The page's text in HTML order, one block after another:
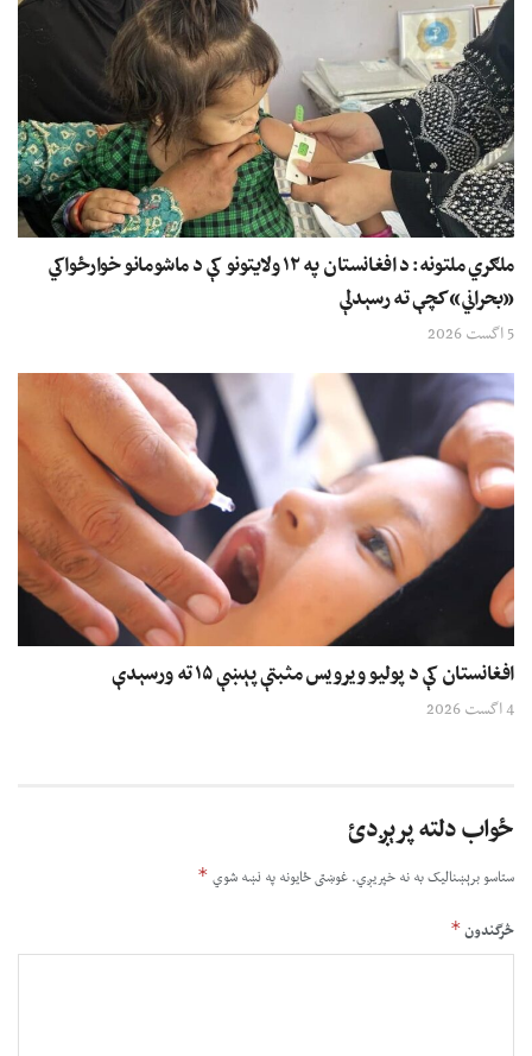
ملګري ملتونه: د افغانستان په ۱۲ ولایتونو کې د ماشومانو خوارځواکي
«بحراني» کچې ته رسېدلې
5 اگست 2026
افغانستان کې د پولیو ویرویس مثبتې پېښې ۱۵ ته ورسېدې
4 اگست 2026
ځواب دلته پرېږدئ
ستاسو برېښناليک به نه خپريږي.غوښتى ځایونه په نښه شوي *
څرگندون*